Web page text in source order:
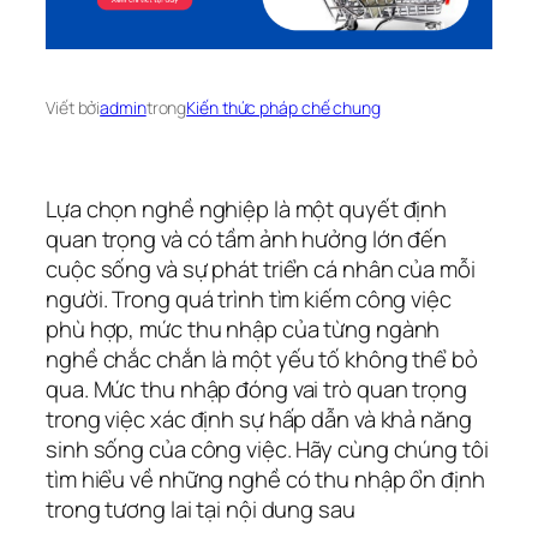
Viết bởiadmintrongKiến thức pháp chế chung
Lựa chọn nghề nghiệp là một quyết định
quan trọng và có tầm ảnh hưởng lớn đến
cuộc sống và sự phát triển cá nhân của mỗi
người. Trong quá trình tìm kiếm công việc
phù hợp, mức thu nhập của từng ngành
nghề chắc chắn là một yếu tố không thể bỏ
qua. Mức thu nhập đóng vai trò quan trọng
trong việc xác định sự hấp dẫn và khả năng
sinh sống của công việc. Hãy cùng chúng tôi
tìm hiểu về những nghề có thu nhập ổn định
trong tương lai tại nội dung sau